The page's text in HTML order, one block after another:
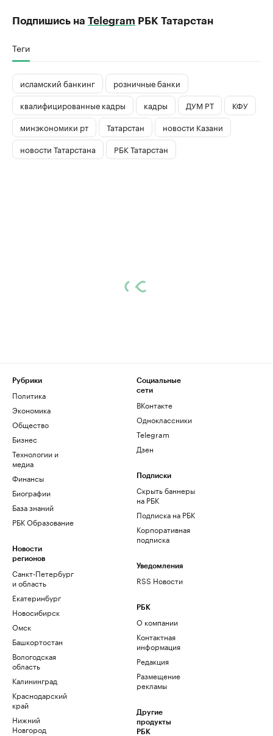
Подпишись на Telegram РБК Татарстан
Теги
исламский банкинг
розничные банки
квалифицированные кадры
кадры ДУМ РТ
КФУ
минэкономики рт
Татарстан
новости Казани
новости Татарстана
РБК Татарстан
Рубрики
Политика
Экономика
Общество
Бизнес
Технологии и
медиа
Финансы
Биографии
База знаний
РБК Образование
Новости
регионов
Санкт-Петербург
и область
Екатеринбург
Новосибирск
Омск
Башкортостан
Вологодская
область
Калининград
Краснодарский
край
Нижний
Новгород
Социальные
сети
ВКонтакте
Одноклассники
Telegram
Дзен
Подписки
Скрыть баннеры
на РБК
Подписка на РБК
Корпоративная
подписка
Уведомления
RSS Новости
РБК
О компании
Контактная
информация
Редакция
Размещение
рекламы
Другие
продукты
РБК